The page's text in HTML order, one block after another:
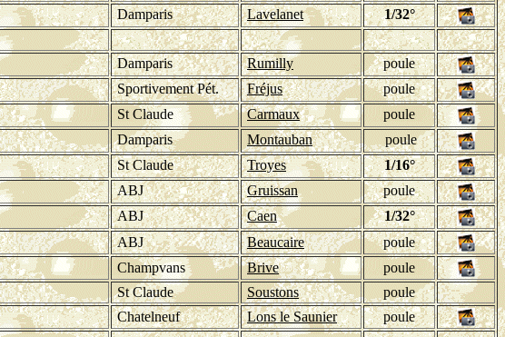
Damparis Lavelanet
1/32°
Damparis Rumilly
poule
Sportivement Pét. Fréjus
poule
St Claude Carmaux
poule
Damparis Montauban
poule
St Claude Troyes
1/16°
ABJ Gruissan
poule
ABJ Caen
1/32°
ABJ Beaucaire
poule
Champvans Brive
poule
St Claude Soustons
poule
Chatelneuf Lons le Saunier
poule